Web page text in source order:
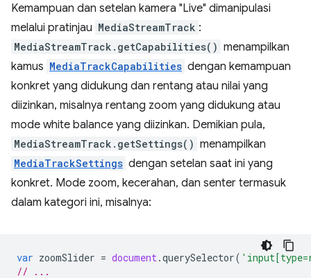
Kemampuan dan setelan kamera "Live" dimanipulasi
melalui pratinjau MediaStreamTrack :
MediaStreamTrack.getCapabilities() menampilkan
kamus MediaTrackCapabilities dengan kemampuan
konkret yang didukung dan rentang atau nilai yang
diizinkan, misalnya rentang zoom yang didukung atau
mode white balance yang diizinkan. Demikian pula,
MediaStreamTrack.getSettings() menampilkan
MediaTrackSettings dengan setelan saat ini yang
konkret. Mode zoom, kecerahan, dan senter termasuk
dalam kategori ini, misalnya:
var zoomSlider = document.querySelector(
// ...